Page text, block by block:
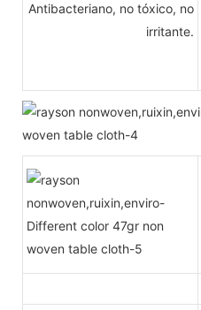
Antibacteriano, no tóxico, no
irritante.